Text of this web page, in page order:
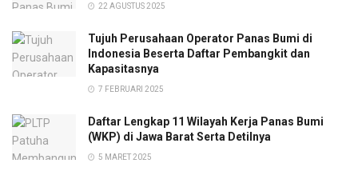
22 AGUSTUS 2025
Tujuh Perusahaan Operator Panas Bumi di
Indonesia Beserta Daftar Pembangkit dan
Kapasitasnya
7 FEBRUARI 2025
Daftar Lengkap 11 Wilayah Kerja Panas Bumi
(WKP) di Jawa Barat Serta Detilnya
5 MARET 2025